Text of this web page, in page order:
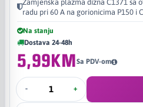
Zamjenska plazma dizna C1371 sa
radu pri 60 A na gorionicima P150 i
Na stanju
Dostava 24-48h
5,99KMSa PDV-om
- +